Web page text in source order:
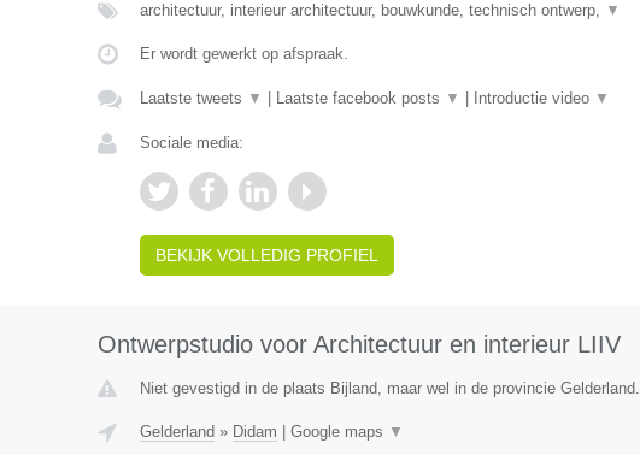
architectuur, interieur architectuur, bouwkunde, technisch ontwerp, ▼
Er wordt gewerkt op afspraak.
Laatste tweets ▼ Laatste facebook posts ▼ Introductie video ▼
Sociale media:
BEKIJK VOLLEDIG PROFIEL
Ontwerpstudio voor Architectuur en interieur LIIV
Niet gevestigd in de plaats Bijland, maar wel in de provincie Gelderland.
Gelderland » Didam Google maps ▼